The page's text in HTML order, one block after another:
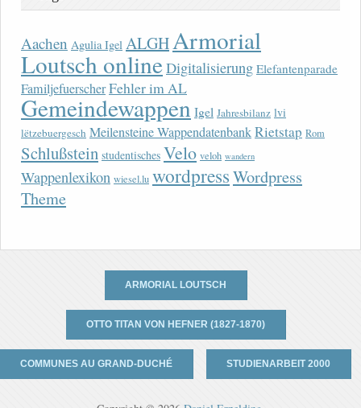
Aachen Agulia Igel ALGHArmorial
Loutsch onlineDigitalisierung Elefantenparade
FamiljefuerscherFehler im AL
Gemeindewappen Igel Jahresbilanz lvi
lëtzebuergesch Meilensteine WappendatenbankRietstap Rom
Schlußstein studentisches Velo veloh wandern
Wappenlexikon wiesel.lu wordpressWordpress
Theme
ARMORIAL LOUTSCH
OTTO TITAN VON HEFNER (1827-1870)
COMMUNES AU GRAND-DUCHÉ STUDIENARBEIT 2000